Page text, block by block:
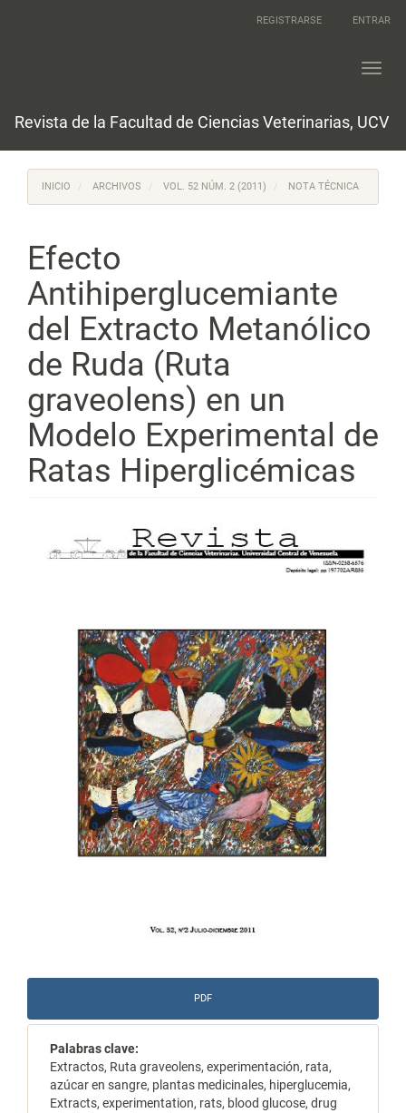
REGISTRARSE ENTRAR
Revista de la Facultad de Ciencias Veterinarias, UCV
INICIO ARCHIVOS VOL. 52 NÚM. 2 (2011) NOTA TÉCNICA
Efecto
Antihiperglucemiante
del Extracto Metanólico
de Ruda (Ruta
graveolens) en un
Modelo Experimental de
Ratas Hiperglicémicas
Barra
lateral
artículo
PDF
Palabras clave:
Extractos, Ruta graveolens, experimentación, rata,
azúcar en sangre, plantas medicinales, hiperglucemia,
Extracts, experimentation, rats, blood glucose, drug